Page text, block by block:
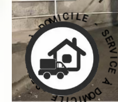
S
E
R
V
I
C
E
À
D
O
M
I
C
ILE - SERVI
C
E
À
D
O
M
I
C
I
L
E